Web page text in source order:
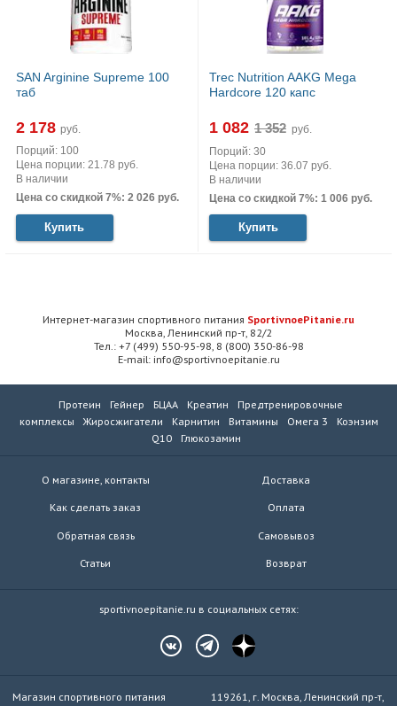
SAN Arginine Supreme 100
таб
2 178 руб.
Порций: 100
Цена порции: 21.78 руб.
В наличии
Цена со скидкой 7%: 2 026 руб.
Купить
Trec Nutrition AAKG Mega
Hardcore 120 капс
1 082
руб.
Порций: 30
Цена порции: 36.07 руб.
В наличии
Цена со скидкой 7%: 1 006 руб.
Купить
Интернет-магазин спортивного питания SportivnoePitanie.ru
Москва, Ленинский пр-т, 82/2
Тел.: +7 (499) 550-95-98, 8 (800) 350-86-98
E-mail: info@sportivnoepitanie.ru
Протеин Гейнер БЦАА Креатин
Предтренировочные
комплексы
Жиросжигатели Карнитин Витамины Омега 3
Коэнзим
Q10
Глюкозамин
О магазине, контакты
Как сделать заказ
Обратная связь
Статьи
Доставка
Оплата
Самовывоз
Возврат
sportivnoepitanie.ru в социальных сетях:
Магазин спортивного питания 119261, г. Москва, Ленинский пр-т,